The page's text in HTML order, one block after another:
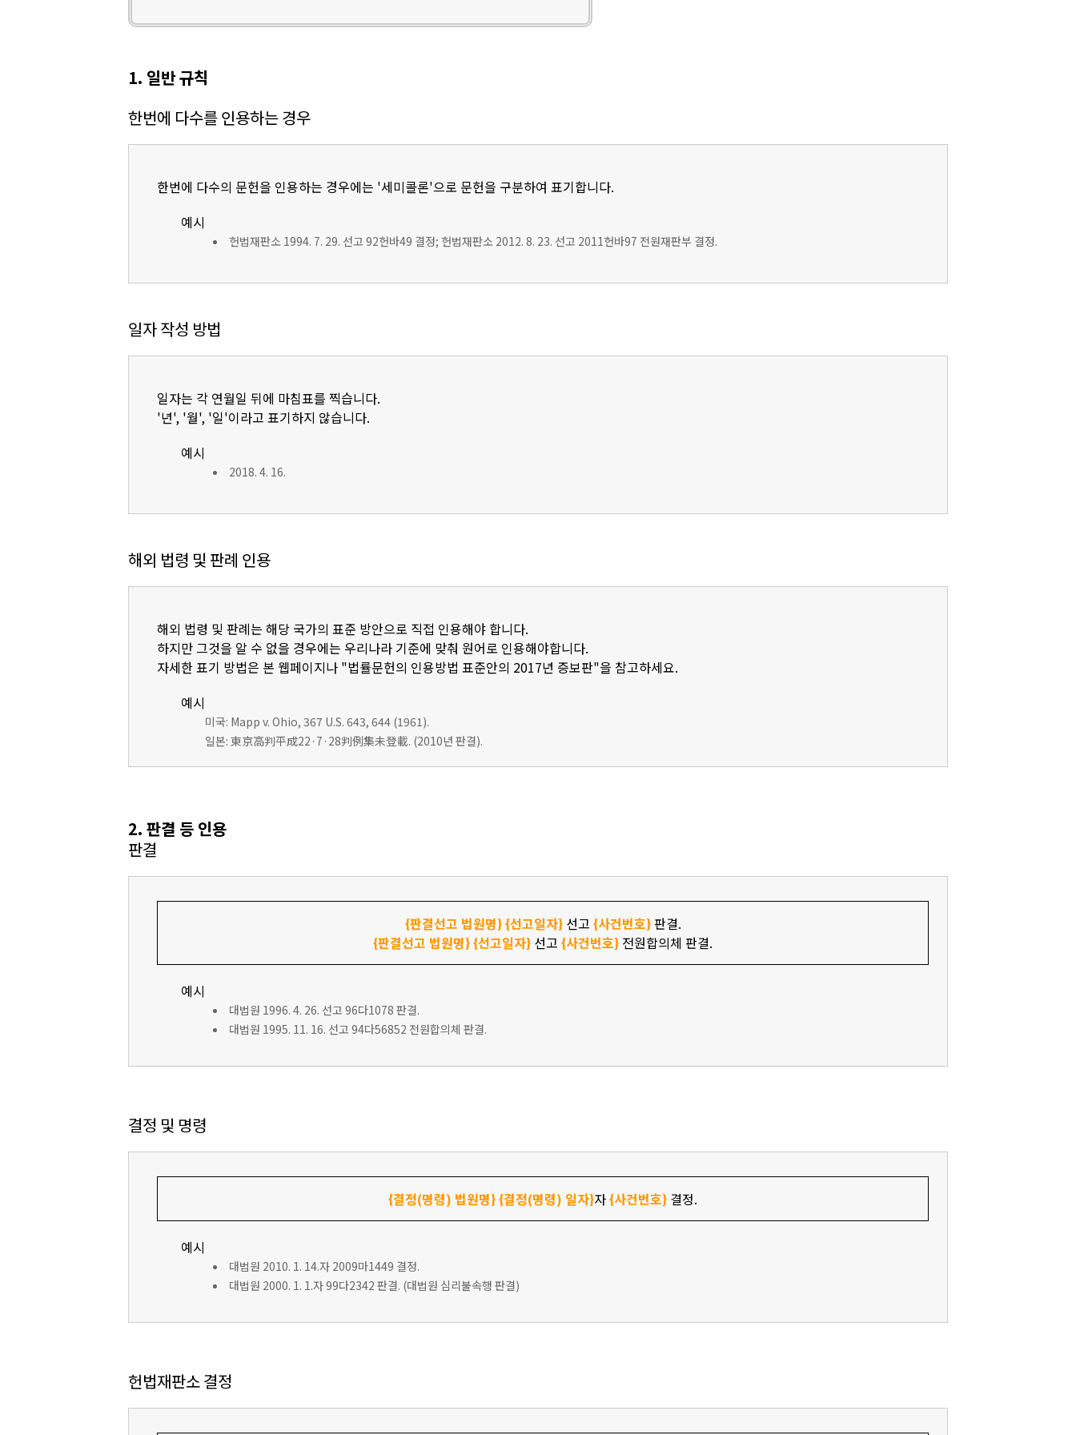
1. 일반 규칙
한번에 다수를 인용하는 경우
한번에 다수의 문헌을 인용하는 경우에는 '세미콜론'으로 문헌을 구분하여 표기합니다.
예시
헌법재판소 1994. 7. 29. 선고 92헌바49 결정; 헌법재판소 2012. 8. 23. 선고 2011헌바97 전원재판부 결정.
일자 작성 방법
일자는 각 연월일 뒤에 마침표를 찍습니다.
'년', '월', '일'이라고 표기하지 않습니다.
예시
2018. 4. 16.
해외 법령 및 판례 인용
해외 법령 및 판례는 해당 국가의 표준 방안으로 직접 인용해야 합니다.
하지만 그것을 알 수 없을 경우에는 우리나라 기준에 맞춰 원어로 인용해야합니다.
자세한 표기 방법은 본 웹페이지나 "법률문헌의 인용방법 표준안의 2017년 증보판"을 참고하세요.
예시
미국: Mapp v. Ohio, 367 U.S. 643, 644 (1961).
일본: 東京高判平成22·7·28判例集未登載. (2010년 판결).
2. 판결 등 인용
판결
{판결선고 법원명}{선고일자}선고 {사건번호}판결.
{판결선고 법원명}{선고일자} 선고 {사건번호} 전원합의체 판결.
예시
대법원 1996. 4. 26. 선고 96다1078 판결.
대법원 1995. 11. 16. 선고 94다56852 전원합의체 판결.
결정 및 명령
{결정(명령) 법원명}{결정(명령) 일자}자{사건번호} 결정.
예시
대법원 2010. 1. 14.자 2009마1449 결정.
대법원 2000. 1. 1.자 99다2342 판결. (대법원 심리불속행 판결)
헌법재판소 결정